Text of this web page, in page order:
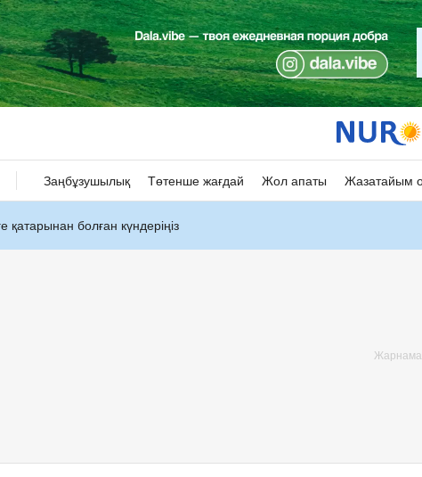
Заңбұзушылық Төтенше жағдай Жол апаты Жазатайым
қатарынан болған күндеріңіз